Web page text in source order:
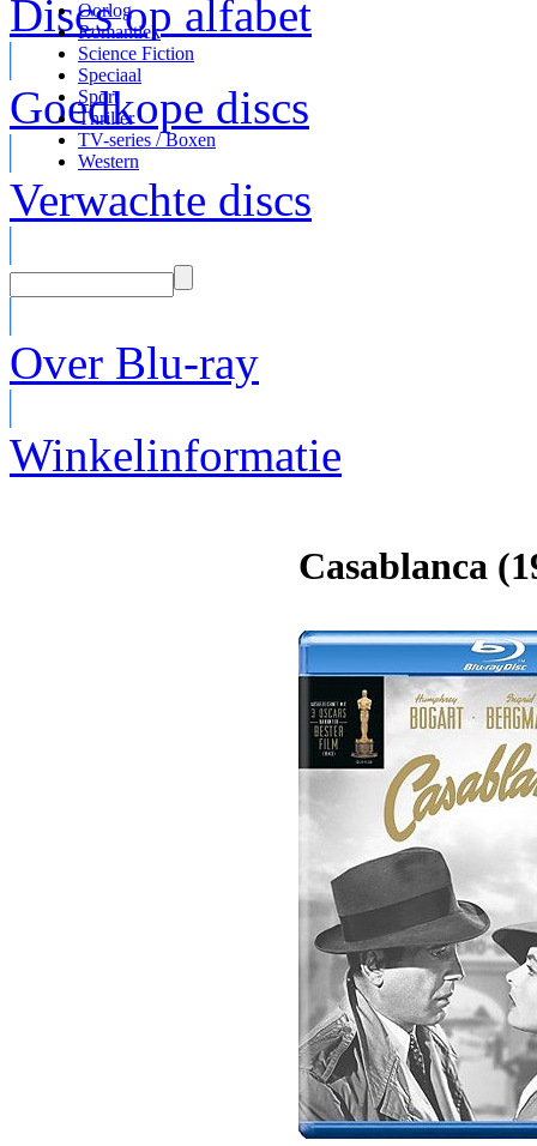
Discs op alfabet
Goedkope discs
Verwachte discs
Over Blu-ray
Winkelinformatie
Oorlog
Romantiek
Science Fiction
Speciaal
Sport
Thriller
TV-series / Boxen
Western
Casablanca